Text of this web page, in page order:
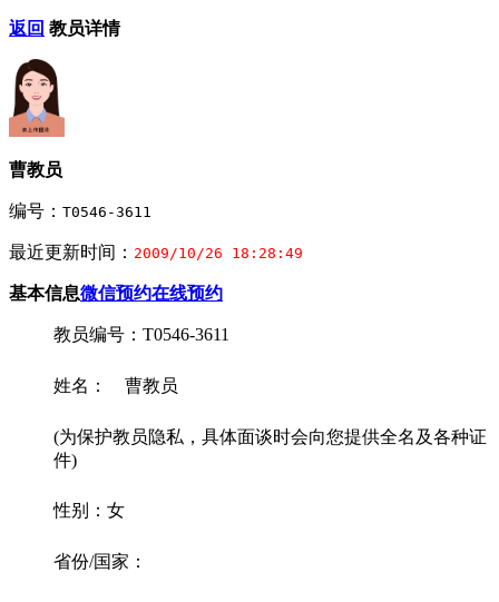
返回 教员详情
曹教员
编号： T0546-3611
最近更新时间： 2009/10/26 18:28:49
基本信息微信预约在线预约
教员编号：T0546-3611
姓名： 曹教员
(为保护教员隐私，具体面谈时会向您提供全名及各种证
件)
性别：女
省份/国家：